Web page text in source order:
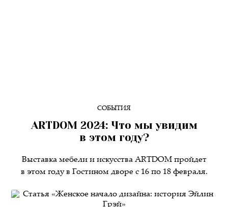
СОБЫТИЯ
ARTDOM 2024: Что мы увидим
в этом году?
Выставка мебели и искусства ARTDOM пройдет
в этом году в Гостином дворе с 16 по 18 февраля.